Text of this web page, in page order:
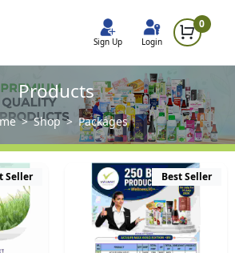
Sign Up Login
0
Products
Shop Packages
Seller Best Seller